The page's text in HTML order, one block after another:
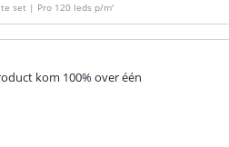
set | Pro 120 leds p/m'
kom 100% over één